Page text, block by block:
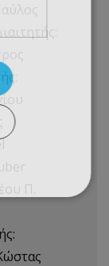
Π.